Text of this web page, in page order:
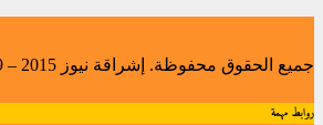
جميع الحقوق محفوظة. إشراقة نيوز 2015 – 2019.
روابط مهمة